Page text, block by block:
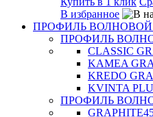
В избранное
ПРОФИЛЬ ВОЛНОВОЙ
ПРОФИЛЬ
CLASSIC
KAMEA
KREDO
KVINTA
ПРОФИЛЬ